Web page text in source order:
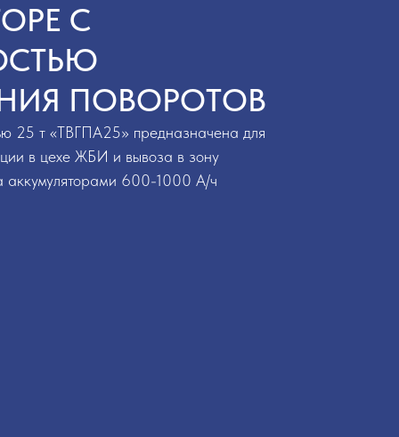
С
ПОВОРОТОВ
25 т «ТВГПА25» предназначена для
в цехе ЖБИ и вывоза в зону
600-1000 А/ч